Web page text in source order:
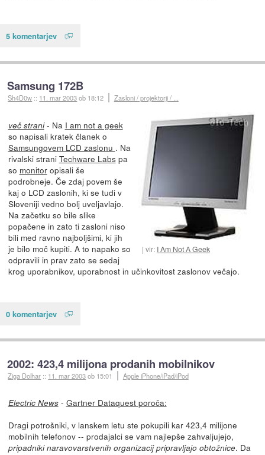
5 komentarjev
Samsung 172B
Sh4D0w :: 11. mar 2003ob 18:12 Zasloni / projektorji / ...
vir: I Am Not A Geek
več strani- Na I am not a geek
so napisali kratek članek o
Samsungovem LCD zaslonu . Na
rivalski strani Techware Labspa
so monitoropisali še
podrobneje. Če zdaj povem še
kaj o LCD zaslonih, ki se tudi v
Sloveniji vedno bolj uveljavlajo.
Na začetku so bile slike
popačene in zato ti zasloni niso
bili med ravno najboljšimi, ki jih
je bilo moč kupiti. A to napako so
odpravili in prav zato se sedaj
krog uporabnikov, uporabnost in učinkovitost zaslonov večajo.
0 komentarjev
2002: 423,4 milijona prodanih mobilnikov
Ziga Dolhar :: 11. mar 2003ob 15:01 Apple iPhone/iPad/iPod
Electric News- Gartner Dataquest poroča:
Dragi potrošniki, v lanskem letu ste pokupili kar 423,4 milijone
mobilnih telefonov -- prodajalci se vam najlepše zahvaljujejo,
pripadniki naravovarstvenih organizacij pripravljajo obtožnice. Da